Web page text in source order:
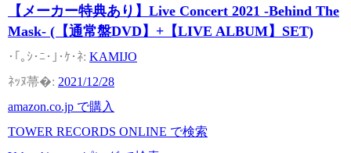
【メーカー特典あり】Live Concert 2021 -Behind The
Mask- (【通常盤DVD】+【LIVE ALBUM】SET)
KAMIJO
2021/12/28
amazon.co.jp で購入
TOWER RECORDS ONLINE で検索